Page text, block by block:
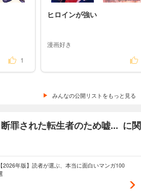
1
ヒロインが強い
漫画好き
みんなの公開リストをもっと見る
罪された転生者のため嘘... に関
【2026年版】読者が選ぶ、本当に面白いマンガ100